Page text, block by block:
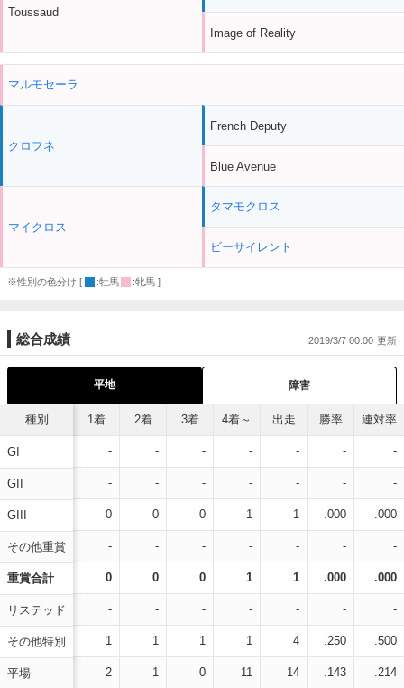
Toussaud
Image of Reality
マルモセーラ
クロフネ
マイクロス
French Deputy
Blue Avenue
タマモクロス
ビーサイレント
※性別の色分け [ :牡馬 :牝馬 ]
総合成績 2019/3/7 00:00
平地 障害
種別
GI
GII
GIII
その他重賞
重賞合計
リステッド
その他特別
平場
1着 2着 3着 4着～ 出走 勝率 連対率
- - - - - - -
- - - - - - -
0 0 0 1 1 .000 .000
- - - - - - -
0 0 0 1 1 .000 .000
- - - - - - -
1 1 1 1 4 .250 .500
2 1 0 11 14 .143 .214